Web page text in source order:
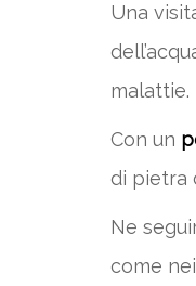
Una
malattie.
Con un
di pietra
Ne
come